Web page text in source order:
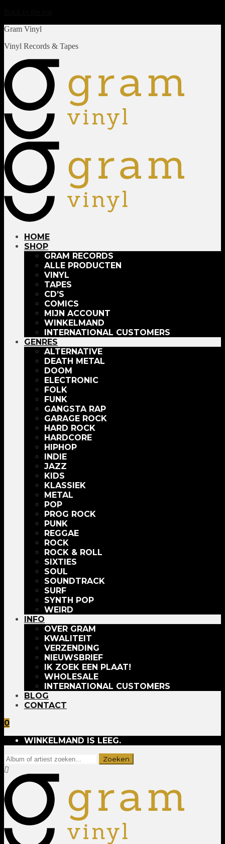
Gram Vinyl
Vinyl Records & Tapes
HOME
SHOP
GRAM RECORDS
ALLE PRODUCTEN
VINYL
TAPES
CD’S
COMICS
MIJN ACCOUNT
WINKELMAND
INTERNATIONAL CUSTOMERS
GENRES
ALTERNATIVE
DEATH METAL
DOOM
ELECTRONIC
FOLK
FUNK
GANGSTA RAP
GARAGE ROCK
HARD ROCK
HARDCORE
HIPHOP
INDIE
JAZZ
KIDS
KLASSIEK
METAL
POP
PROG ROCK
PUNK
REGGAE
ROCK
ROCK & ROLL
SIXTIES
SOUL
SOUNDTRACK
SURF
SYNTH POP
WEIRD
INFO
OVER GRAM
KWALITEIT
VERZENDING
NIEUWSBRIEF
IK ZOEK EEN PLAAT!
WHOLESALE
INTERNATIONAL CUSTOMERS
BLOG
CONTACT
0
WINKELMAND IS LEEG.